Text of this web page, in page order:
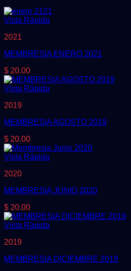
Vista Rápida
2021
MEMBRESIA ENERO 2021
$ 20.00
Vista Rápida
2019
MEMBRESIA AGOSTO 2019
$ 20.00
Vista Rápida
2020
MEMBRESIA JUNIO 2020
$ 20.00
Vista Rápida
2019
MEMBRESIA DICIEMBRE 2019